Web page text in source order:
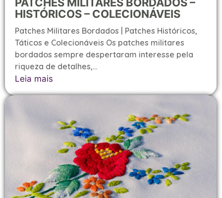
HISTÓRICOS – COLECIONÁVEIS
Patches Militares Bordados | Patches Históricos,
Táticos e Colecionáveis Os patches militares
bordados sempre despertaram interesse pela
riqueza de detalhes,...
Leia mais